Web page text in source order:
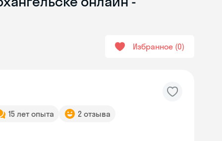
Избранное 0
15 лет опыта 2 отзыва